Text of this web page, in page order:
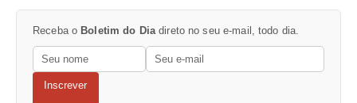
Receba o Boletim do Dia direto no seu e-mail, todo dia.
Inscrever